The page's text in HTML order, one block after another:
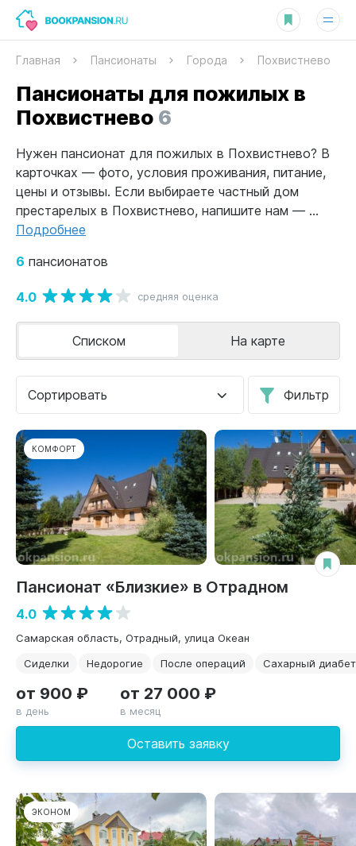
Главная Пансионаты Города Похвистнево
Пансионаты для пожилых в
Похвистнево6
Нужен пансионат для пожилых в Похвистнево? В
карточках — фото, условия проживания, питание,
цены и отзывы. Если выбираете частный дом
престарелых в Похвистнево, напишите нам — ...
Подробнее
6 пансионатов
4.0 средняя оценка
Сортировать Фильтр
Списком На карте
КОМФОРТ
Пансионат «Близкие» в Отрадном
4.0
Самарская область, Отрадный, улица Океан
Сиделки
Недорогие После операций Сахарный диабет
Оставить заявку
от 900 ₽
в день
от 27 000 ₽
в месяц
ЭКОНОМ